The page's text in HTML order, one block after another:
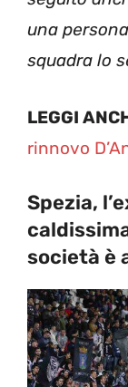
una
squadra lo
LEGGI
rinnovo
Spezia,
società è